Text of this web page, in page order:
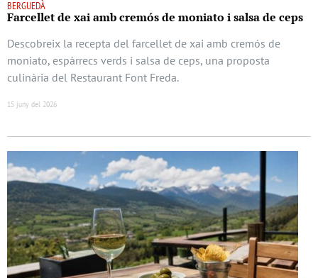
BERGUEDÀ
Farcellet de xai amb cremós de moniato i salsa de ceps
Descobreix la recepta del farcellet de xai amb cremós de
moniato, espàrrecs verds i salsa de ceps, una proposta
culinària del Restaurant Font Freda.
15 juny del 2026